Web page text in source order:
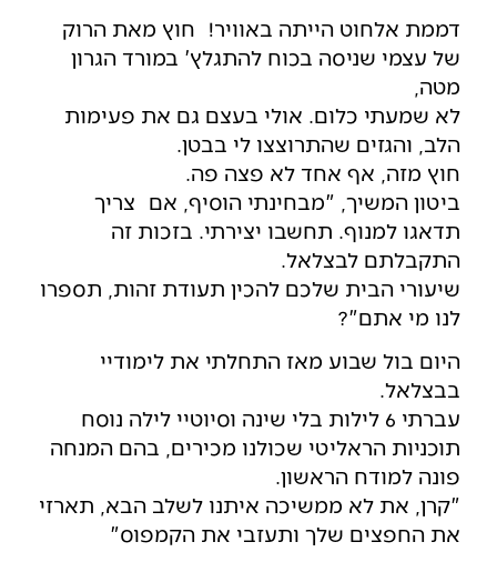
דממת אלחוט הייתה באוויר! חוץ מאת הרוק
של עצמי שניסה בכוח להתגלץ' במורד הגרון
מטה,
לא שמעתי כלום. אולי בעצם גם את פעימות
הלב, והגזים שהתרוצצו לי בבטן.
חוץ מזה, אף אחד לא פצה פה.
ביטון המשיך, "מבחינתי הוסיף, אם צריך
תדאגו למנוף. תחשבו יצירתי. בזכות זה
התקבלתם לבצלאל.
שיעורי הבית שלכם להכין תעודת זהות, תספרו
לנו מי אתם"?
היום בול שבוע מאז התחלתי את לימודיי
בבצלאל.
עברתי 6 לילות בלי שינה וסיוטיי לילה נוסח
תוכניות הראליטי שכולנו מכירים, בהם המנחה
פונה למודח הראשון.
"קרן, את לא ממשיכה איתנו לשלב הבא, תארזי
את החפצים שלך ותעזבי את הקמפוס"